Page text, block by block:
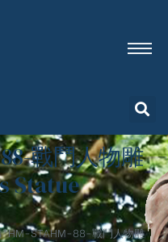
戰鬥人物雕
Statue
*HM-STAHM-88-戰鬥人物雕